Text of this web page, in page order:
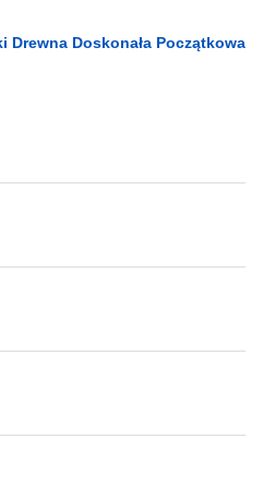
Drewna Doskonała Początkowa